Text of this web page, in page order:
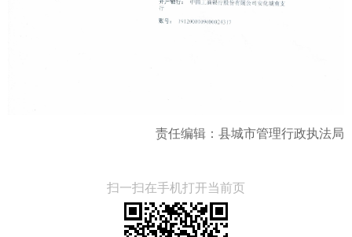
责任编辑：县城市管理行政执法局
扫一扫在手机打开当前页